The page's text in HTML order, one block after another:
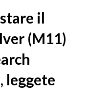
il
(M11)
leggete